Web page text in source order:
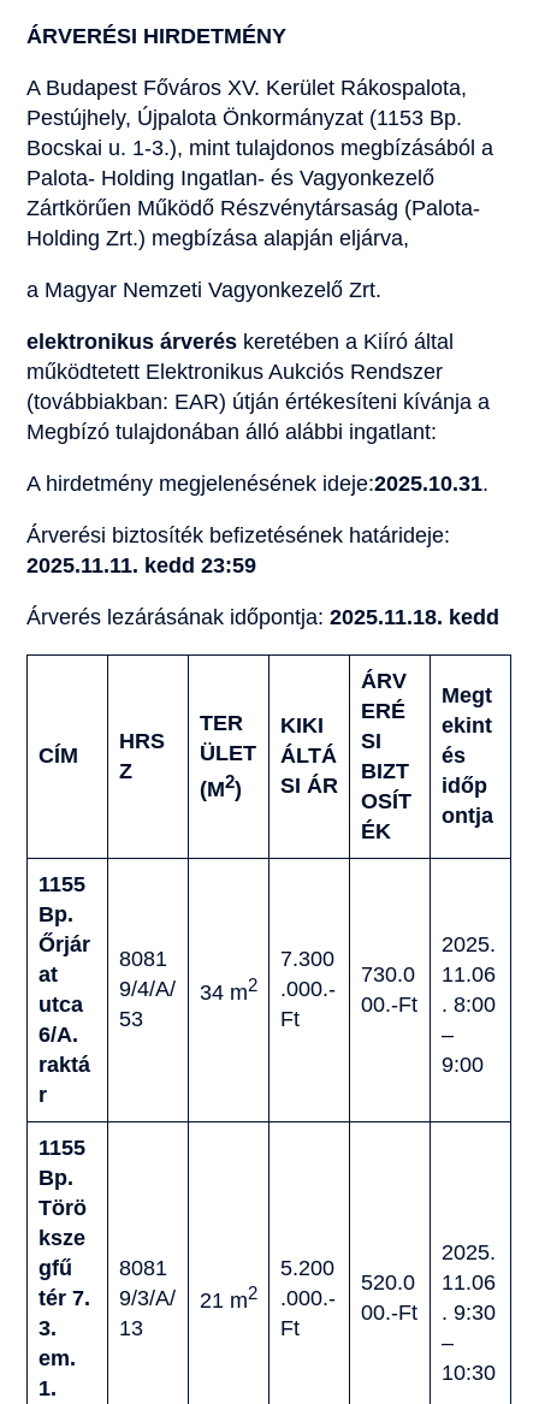
ÁRVERÉSI HIRDETMÉNY
A Budapest Főváros XV. Kerület Rákospalota,
Pestújhely, Újpalota Önkormányzat (1153 Bp.
Bocskai u. 1-3.), mint tulajdonos megbízásából a
Palota- Holding Ingatlan- és Vagyonkezelő
Zártkörűen Működő Részvénytársaság (Palota-
Holding Zrt.) megbízása alapján eljárva,
a Magyar Nemzeti Vagyonkezelő Zrt.
elektronikus árverés keretében a Kiíró által
működtetett Elektronikus Aukciós Rendszer
(továbbiakban: EAR) útján értékesíteni kívánja a
Megbízó tulajdonában álló alábbi ingatlant:
A hirdetmény megjelenésének ideje:2025.10.31.
Árverési biztosíték befizetésének határideje:
2025.11.11. kedd 23:59
Árverés lezárásának időpontja:2025.11.18. kedd
CÍM
HRS
Z
TER
ÜLET
(M2)
KIKI
ÁLTÁ
SI ÁR
ÁRV
ERÉ
SI
BIZT
OSÍT
ÉK
Megt
ekint
és
időp
ontja
1155
Bp.
Őrjár
at
utca
6/A.
raktá
r
8081
9/4/A/
53
34 m2
7.300
.000.-
Ft
730.0
00.-Ft
2025.
11.06
. 8:00
–
9:00
1155
Bp.
Törö
ksze
gfű
tér 7.
3.
em.
1.
8081
9/3/A/
13
21 m2
5.200
.000.-
Ft
520.0
00.-Ft
2025.
11.06
. 9:30
–
10:30